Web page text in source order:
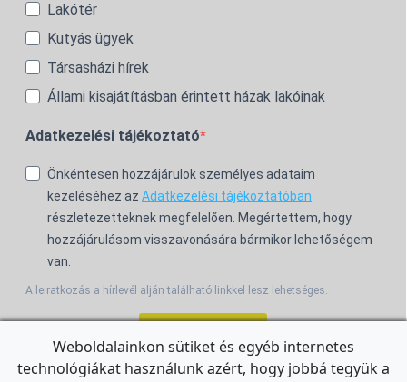
Lakótér
Kutyás ügyek
Társasházi hírek
Állami kisajátításban érintett házak lakóinak
Adatkezelési tájékoztató
Önkéntesen hozzájárulok személyes adataim
kezeléséhez az Adatkezelési tájékoztatóban
részletezetteknek megfelelően. Megértettem, hogy
hozzájárulásom visszavonására bármikor lehetőségem
van.
A leiratkozás a hírlevél alján található linkkel lesz lehetséges.
Weboldalainkon sütiket és egyéb internetes
technológiákat használunk azért, hogy jobbá tegyük a